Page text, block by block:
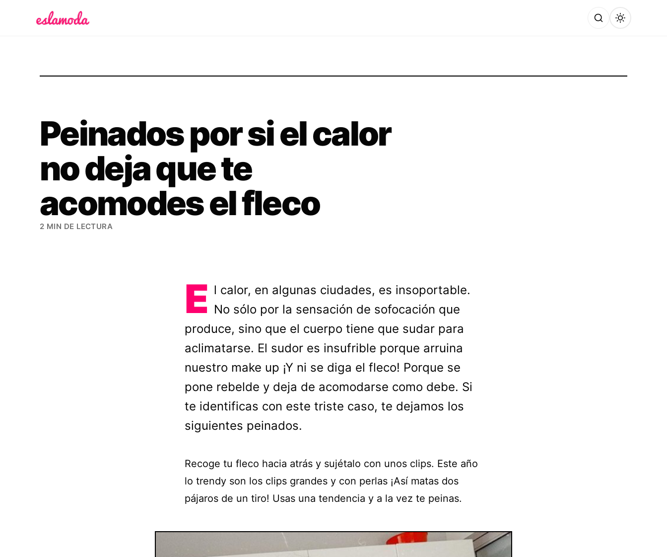
Peinados por si el calor
no deja que te
acomodes el fleco
2 MIN DE LECTURA
E l calor, en algunas ciudades, es insoportable.
No sólo por la sensación de sofocación que
produce, sino que el cuerpo tiene que sudar para
aclimatarse. El sudor es insufrible porque arruina
nuestro make up ¡Y ni se diga el fleco! Porque se
pone rebelde y deja de acomodarse como debe. Si
te identificas con este triste caso, te dejamos los
siguientes peinados.
Recoge tu fleco hacia atrás y sujétalo con unos clips. Este año
lo trendy son los clips grandes y con perlas ¡Así matas dos
pájaros de un tiro! Usas una tendencia y a la vez te peinas.